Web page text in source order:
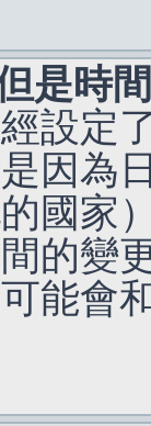
是時
設定
因為
國家
的變
能會